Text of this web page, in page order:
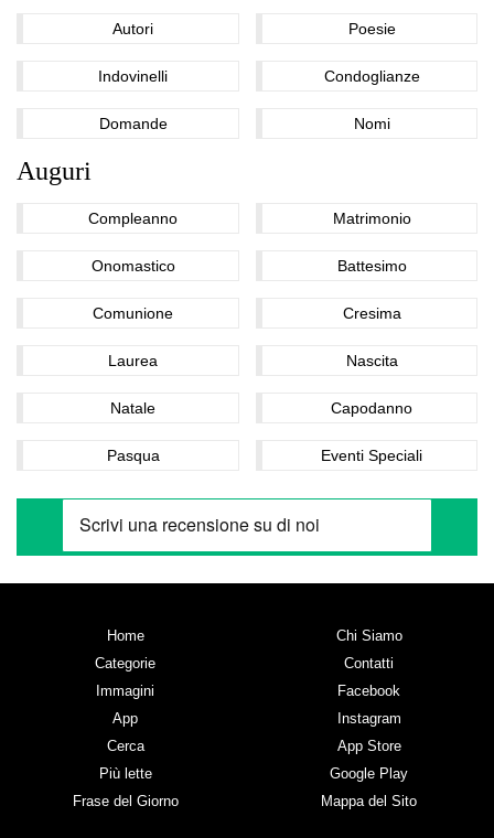
Autori Poesie
Indovinelli Condoglianze
Domande Nomi
Auguri
Compleanno Matrimonio
Onomastico Battesimo
Comunione Cresima
Laurea Nascita
Natale Capodanno
Pasqua Eventi Speciali
Home
Categorie
Immagini
App
Cerca
Più lette
Frase del Giorno
Chi Siamo
Contatti
Facebook
Instagram
App Store
Google Play
Mappa del Sito